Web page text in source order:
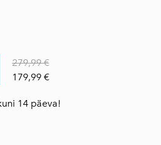
279,99 €
179,99 €
14 päeva!